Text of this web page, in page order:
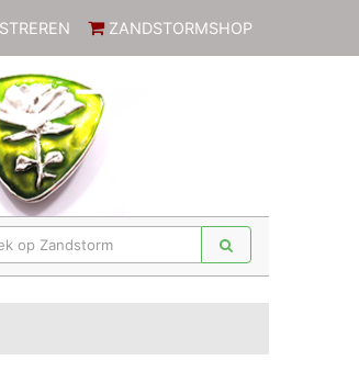
ZANDSTORMSHOP